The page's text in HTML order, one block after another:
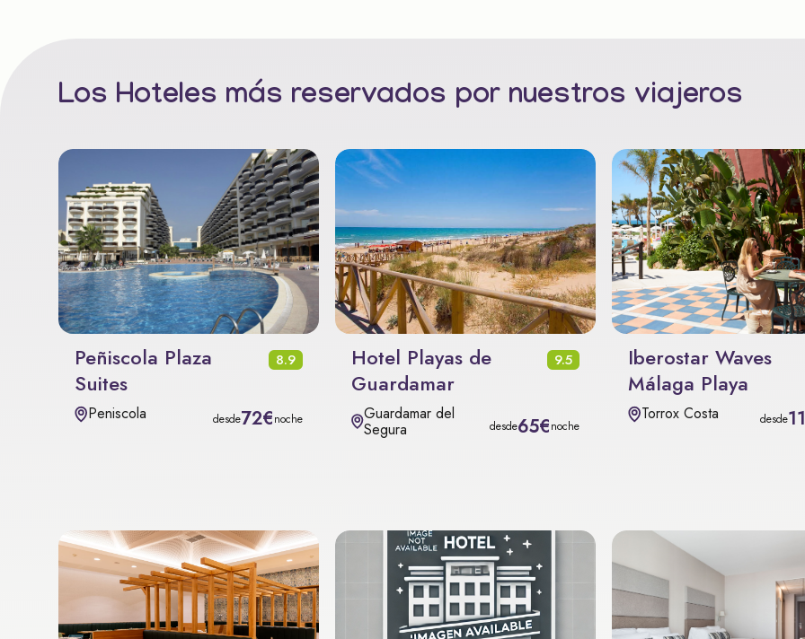
Los Hoteles más reservados por nuestros viajeros
Peñiscola Plaza
Suites
8.9
Peniscola desde72€noche
Hotel Playas de
Guardamar
9.5
Guardamar del
Segura desde65€noche
Iberostar Waves
Málaga Playa
Torrox Costa desde